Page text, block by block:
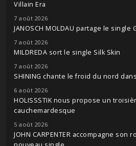
Villain Era
7 août 2026
JANOSCH MOLDAU partage le single
7 août 2026
MILDREDA sort le single Silk Skin
7 août 2026
SHINING chante le froid du nord
6 août 2026
HOLISSSTIK nous propose un
cauchemardesque
5 août 2026
JOHN CARPENTER accompagne